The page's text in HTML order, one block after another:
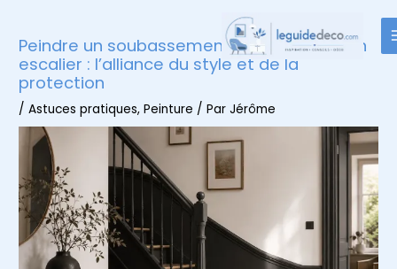
contenu
Peindre un soubassement sombre dans un
escalier : l’alliance du style et de la
protection
/Astuces pratiques,Peinture / ParJérôme